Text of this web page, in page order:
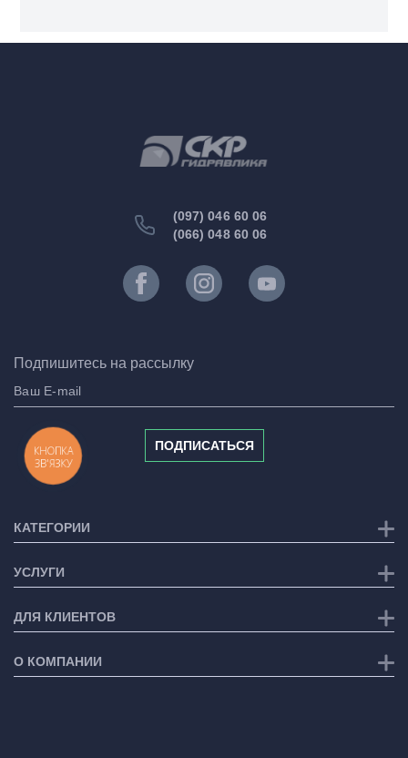
(097) 046 60 06
(066) 048 60 06
Подпишитесь на рассылку
ПОДПИСАТЬСЯ
КАТЕГОРИИ
УСЛУГИ
ДЛЯ КЛИЕНТОВ
О КОМПАНИИ
КНОПКА
ЗВ'ЯЗКУ